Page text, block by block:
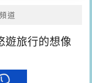
道
遊旅行的想像